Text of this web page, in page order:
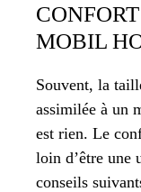
MOBIL
Souvent, la
assimilée à un
est rien. Le
loin d’être une
conseils